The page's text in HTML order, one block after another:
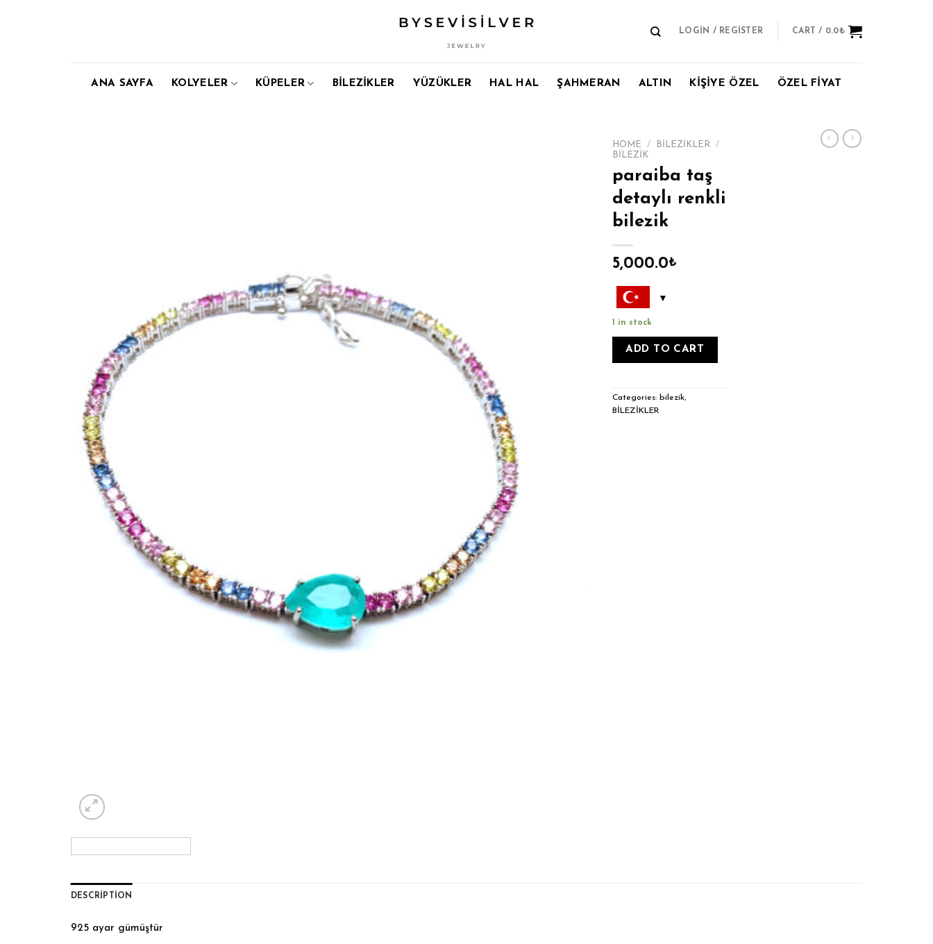
LOGIN / REGISTER CART / 0.0₺
ANA SAYFA KOLYELER KÜPELER BİLEZİKLER YÜZÜKLER HAL HAL ŞAHMERAN ALTIN KİŞİYE ÖZEL ÖZEL FİYAT
HOME / BİLEZİKLER
/
BILEZIK
paraiba taş
detaylı renkli
bilezik
5,000.0₺
1 in stock
ADD TO CART
Categories: bilezik,
BİLEZİKLER
DESCRIPTION
925 ayar gümüştür